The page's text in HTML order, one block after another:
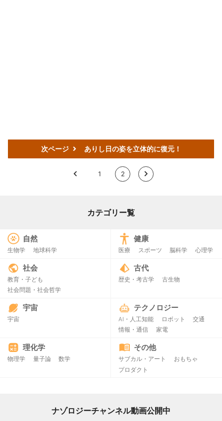
次ページ ありし日の姿を立体的に復元！
< 1 2 >
カテゴリー覧
自然
生物学 地球科学
健康
医療 スポーツ 脳科学 心理学
社会
教育・子ども
社会問題・社会哲学
古代
歴史・考古学 古生物
宇宙
宇宙
テクノロジー
AI・人工知能 ロボット
交通
情報・通信
家電
理化学
物理学 量子論 数学
その他
サブカル・アート
おもちゃ
プロダクト
ナゾロジーチャンネル動画公開中